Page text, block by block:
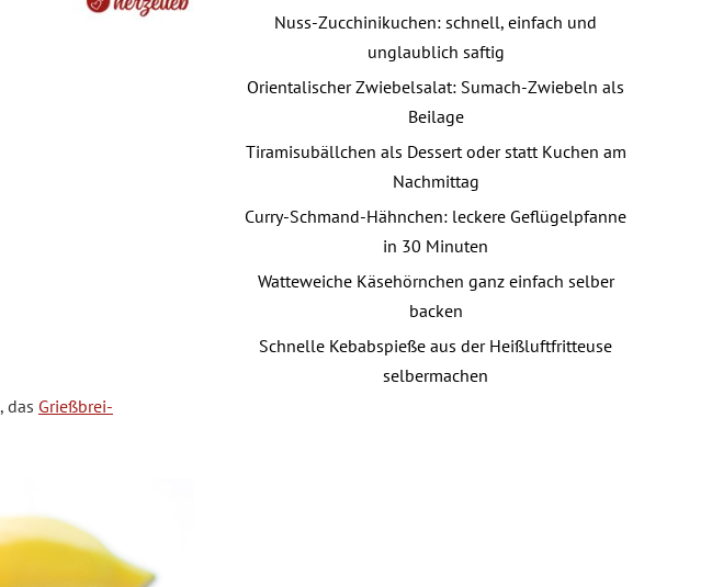
, das Grießbrei-
Nuss-Zucchinikuchen: schnell, einfach und
unglaublich saftig
Orientalischer Zwiebelsalat: Sumach-Zwiebeln als
Beilage
Tiramisubällchen als Dessert oder statt Kuchen am
Nachmittag
Curry-Schmand-Hähnchen: leckere Geflügelpfanne
in 30 Minuten
Watteweiche Käsehörnchen ganz einfach selber
backen
Schnelle Kebabspieße aus der Heißluftfritteuse
selbermachen